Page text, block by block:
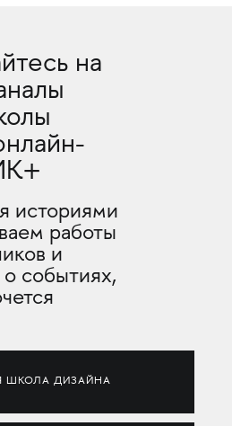
на
историями
работы
и
событиях,
ШКОЛА ДИЗАЙНА